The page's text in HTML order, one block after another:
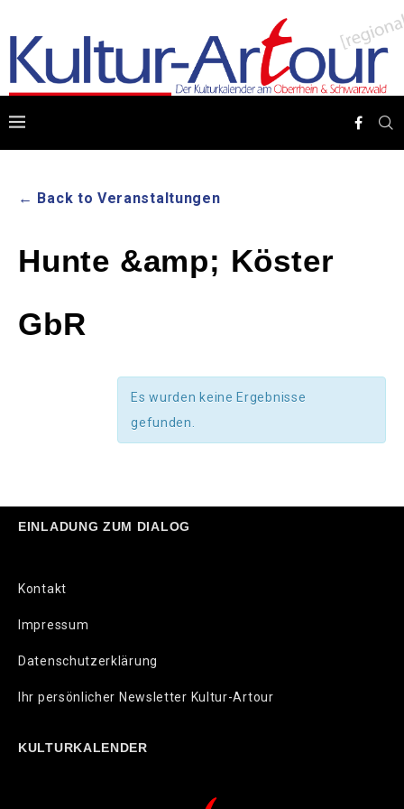
← Back to Veranstaltungen
Hunte &amp; Köster
GbR
Es wurden keine Ergebnisse
gefunden.
EINLADUNG ZUM DIALOG
Kontakt
Impressum
Datenschutzerklärung
Ihr persönlicher Newsletter Kultur-Artour
KULTURKALENDER